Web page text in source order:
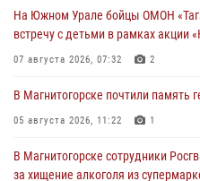
На Южном Урале бойцы ОМОН
встречу с детьми в рамках акции
07 августа 2026, 07:32 2
В Магнитогорске почтили память
05 августа 2026, 11:22 1
В Магнитогорске сотрудники
за хищение алкоголя из